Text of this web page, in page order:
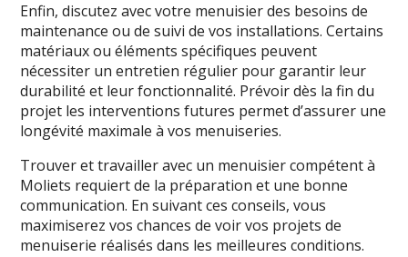
Enfin, discutez avec votre menuisier des besoins de
maintenance ou de suivi de vos installations. Certains
matériaux ou éléments spécifiques peuvent
nécessiter un entretien régulier pour garantir leur
durabilité et leur fonctionnalité. Prévoir dès la fin du
projet les interventions futures permet d’assurer une
longévité maximale à vos menuiseries.
Trouver et travailler avec un menuisier compétent à
Moliets requiert de la préparation et une bonne
communication. En suivant ces conseils, vous
maximiserez vos chances de voir vos projets de
menuiserie réalisés dans les meilleures conditions.